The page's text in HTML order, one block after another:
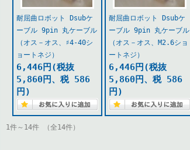
耐屈曲ロボット Dsubケ
ーブル 9pin 丸ケーブル
（オス－オス、♯4-40シ
ョートネジ）
6,446円(税抜
5,860円、税 586
円)
耐屈曲ロボット Dsubケ
ーブル 9pin 丸ケーブル
（オス－オス、M2.6ショ
ートネジ）
6,446円(税抜
5,860円、税 586
円)
1件～14件 （全14件）